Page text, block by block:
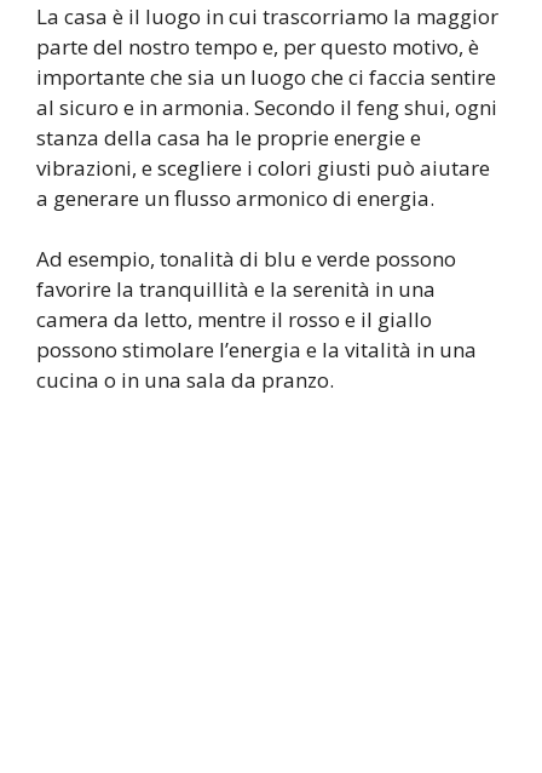
La casa è il luogo in cui trascorriamo la maggior
parte del nostro tempo e, per questo motivo, è
importante che sia un luogo che ci faccia sentire
al sicuro e in armonia. Secondo il feng shui, ogni
stanza della casa ha le proprie energie e
vibrazioni, e scegliere i colori giusti può aiutare
a generare un flusso armonico di energia.
Ad esempio, tonalità di blu e verde possono
favorire la tranquillità e la serenità in una
camera da letto, mentre il rosso e il giallo
possono stimolare l’energia e la vitalità in una
cucina o in una sala da pranzo.